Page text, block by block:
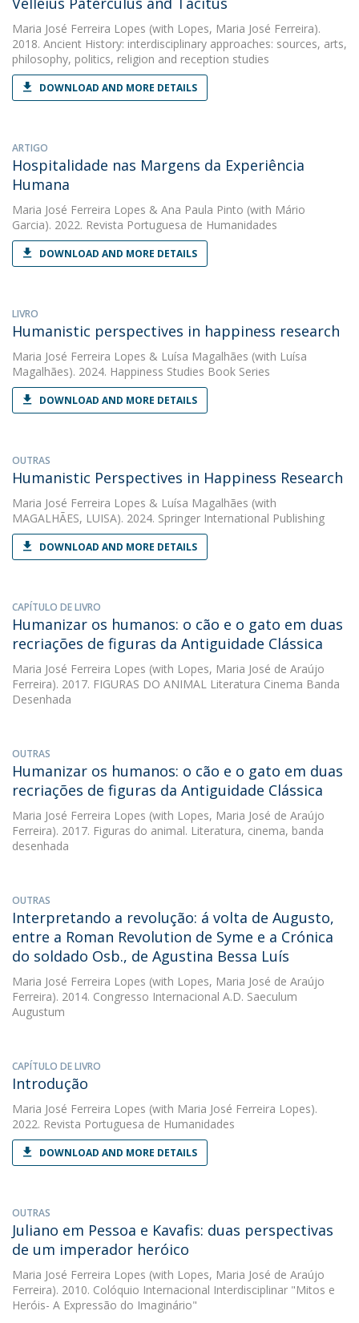
Maria José Ferreira Lopes (with Lopes, Maria José Ferreira).
2018. Ancient History: interdisciplinary approaches: sources, arts,
philosophy, politics, religion and reception studies
DOWNLOAD AND MORE DETAILS
ARTIGO
Hospitalidade nas Margens da Experiência
Humana
Maria José Ferreira Lopes & Ana Paula Pinto (with Mário
Garcia). 2022. Revista Portuguesa de Humanidades
DOWNLOAD AND MORE DETAILS
LIVRO
Humanistic perspectives in happiness research
Maria José Ferreira Lopes & Luísa Magalhães (with Luísa
Magalhães). 2024. Happiness Studies Book Series
DOWNLOAD AND MORE DETAILS
OUTRAS
Humanistic Perspectives in Happiness Research
Maria José Ferreira Lopes & Luísa Magalhães (with
MAGALHÃES, LUISA). 2024. Springer International Publishing
DOWNLOAD AND MORE DETAILS
CAPÍTULO DE LIVRO
Humanizar os humanos: o cão e o gato em duas
recriações de figuras da Antiguidade Clássica
Maria José Ferreira Lopes (with Lopes, Maria José de Araújo
Ferreira). 2017. FIGURAS DO ANIMAL Literatura Cinema Banda
Desenhada
OUTRAS
Humanizar os humanos: o cão e o gato em duas
recriações de figuras da Antiguidade Clássica
Maria José Ferreira Lopes (with Lopes, Maria José de Araújo
Ferreira). 2017. Figuras do animal. Literatura, cinema, banda
desenhada
OUTRAS
Interpretando a revolução: á volta de Augusto,
entre a Roman Revolution de Syme e a Crónica
do soldado Osb., de Agustina Bessa Luís
Maria José Ferreira Lopes (with Lopes, Maria José de Araújo
Ferreira). 2014. Congresso Internacional A.D. Saeculum
Augustum
CAPÍTULO DE LIVRO
Introdução
Maria José Ferreira Lopes (with Maria José Ferreira Lopes).
2022. Revista Portuguesa de Humanidades
DOWNLOAD AND MORE DETAILS
OUTRAS
Juliano em Pessoa e Kavafis: duas perspectivas
de um imperador heróico
Maria José Ferreira Lopes (with Lopes, Maria José de Araújo
Ferreira). 2010. Colóquio Internacional Interdisciplinar "Mitos e
Heróis- A Expressão do Imaginário"